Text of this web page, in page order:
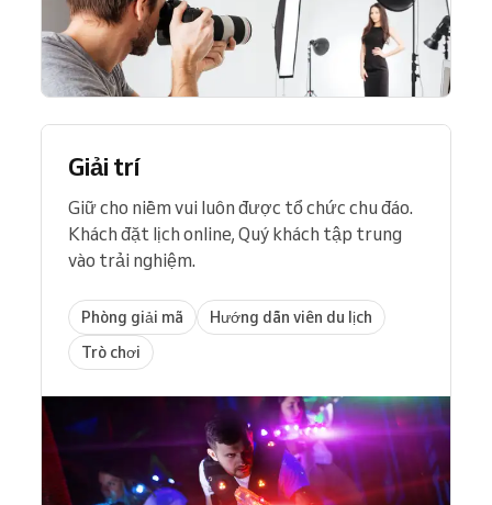
Giải trí
Giữ cho niềm vui luôn được tổ chức chu đáo.
Khách đặt lịch online, Quý khách tập trung
vào trải nghiệm.
Phòng giải mã
Hướng dẫn viên du lịch
Trò chơi